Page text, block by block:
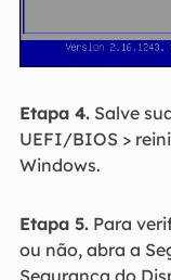
Etapa 4.Salve
UEFI/BIOS >
Windows.
Etapa 5.Para
ou não, abra a
Segurança do